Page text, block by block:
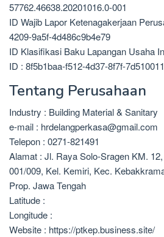
57762.46638.20201016.0-001
ID Wajib Lapor Ketenagakerjaan
4209-9a5f-4d486c9b4e79
ID Klasifikasi Baku Lapangan Usaha
ID : 8f5b1baa-f512-4d37-8f7f-
Tentang Perusahaan
Industry : Building Material & Sanitary
e-mail : hrdelangperkasa@gmail.com
Telepon : 0271-821491
Alamat : Jl. Raya Solo-Sragen KM.
001/009, Kel. Kemiri, Kec.
Prop. Jawa Tengah
Latitude :
Longitude :
Website : https://ptkep.business.site/